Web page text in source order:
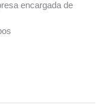
encargada de